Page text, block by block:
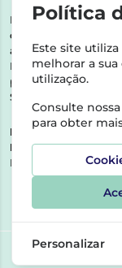
Esta farmácia
dispensa de
através da internet.
MSRM, MNSRM,
podem ser
Sesimbra, Oeiras e
Direção Técnica:
NIPC:513064133 |
Rua dos
Política
Este site
melhorar a
utilização.
Consulte nossa
para obter
Personalizar